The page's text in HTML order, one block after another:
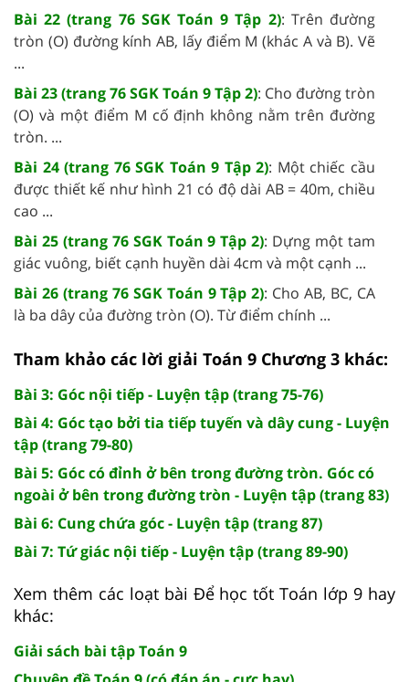
Bài 22 (trang 76 SGK Toán 9 Tập 2): Trên đường
tròn (O) đường kính AB, lấy điểm M (khác A và B). Vẽ
...
Bài 23 (trang 76 SGK Toán 9 Tập 2): Cho đường tròn
(O) và một điểm M cố định không nằm trên đường
tròn. ...
Bài 24 (trang 76 SGK Toán 9 Tập 2): Một chiếc cầu
được thiết kế như hình 21 có độ dài AB = 40m, chiều
cao ...
Bài 25 (trang 76 SGK Toán 9 Tập 2): Dựng một tam
giác vuông, biết cạnh huyền dài 4cm và một cạnh ...
Bài 26 (trang 76 SGK Toán 9 Tập 2): Cho AB, BC, CA
là ba dây của đường tròn (O). Từ điểm chính ...
Tham khảo các lời giải Toán 9 Chương 3 khác:
Bài 3: Góc nội tiếp - Luyện tập (trang 75-76)
Bài 4: Góc tạo bởi tia tiếp tuyến và dây cung - Luyện
tập (trang 79-80)
Bài 5: Góc có đỉnh ở bên trong đường tròn. Góc có
ngoài ở bên trong đường tròn - Luyện tập (trang 83)
Bài 6: Cung chứa góc - Luyện tập (trang 87)
Bài 7: Tứ giác nội tiếp - Luyện tập (trang 89-90)
Xem thêm các loạt bài Để học tốt Toán lớp 9 hay
khác:
Giải sách bài tập Toán 9